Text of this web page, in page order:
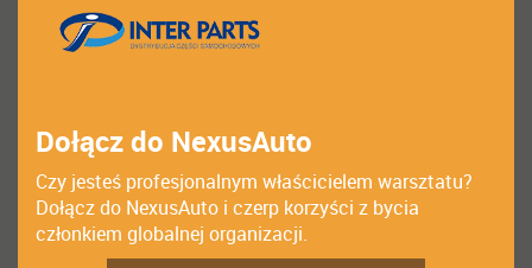
Dołącz do NexusAuto
Czy jesteś profesjonalnym właścicielem warsztatu?
Dołącz do NexusAuto i czerp korzyści z bycia
członkiem globalnej organizacji.